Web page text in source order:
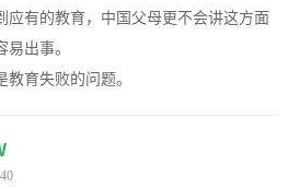
应有的教育，中国父母更不会讲这方面
出事。
育失败的问题。